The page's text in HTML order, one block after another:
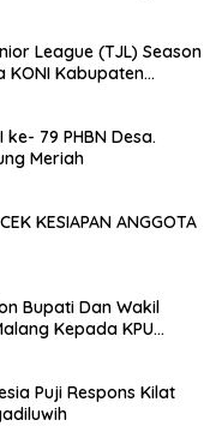
League (TJL) Season
79 PHBN Desa.
Meriah
KESIAPAN ANGGOTA
Bupati Dan Wakil
KPU
Puji Respons Kilat